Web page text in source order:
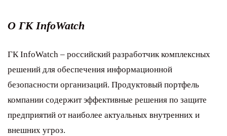
О ГК InfoWatch
ГК InfoWatch – российский разработчик комплексных
решений для обеспечения информационной
безопасности организаций. Продуктовый портфель
компании содержит эффективные решения по защите
предприятий от наиболее актуальных внутренних и
внешних угроз.